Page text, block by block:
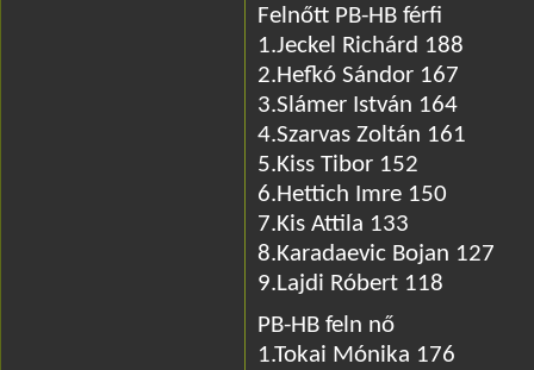
Felnőtt PB-HB férfi
1.Jeckel Richárd 188
2.Hefkó Sándor 167
3.Slámer István 164
4.Szarvas Zoltán 161
5.Kiss Tibor 152
6.Hettich Imre 150
7.Kis Attila 133
8.Karadaevic Bojan 127
9.Lajdi Róbert 118
PB-HB feln nő
1.Tokai Mónika 176